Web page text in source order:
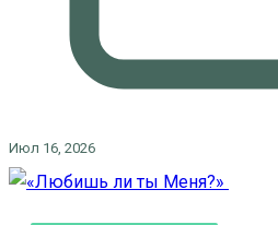
Июл 16, 2026